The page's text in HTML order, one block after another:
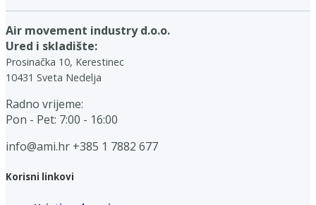
Air movement industry d.o.o.
Ured i skladište:
Prosinačka 10, Kerestinec
10431 Sveta Nedelja
Radno vrijeme:
Pon - Pet: 7:00 - 16:00
info@ami.hr +385 1 7882 677
Korisni linkovi